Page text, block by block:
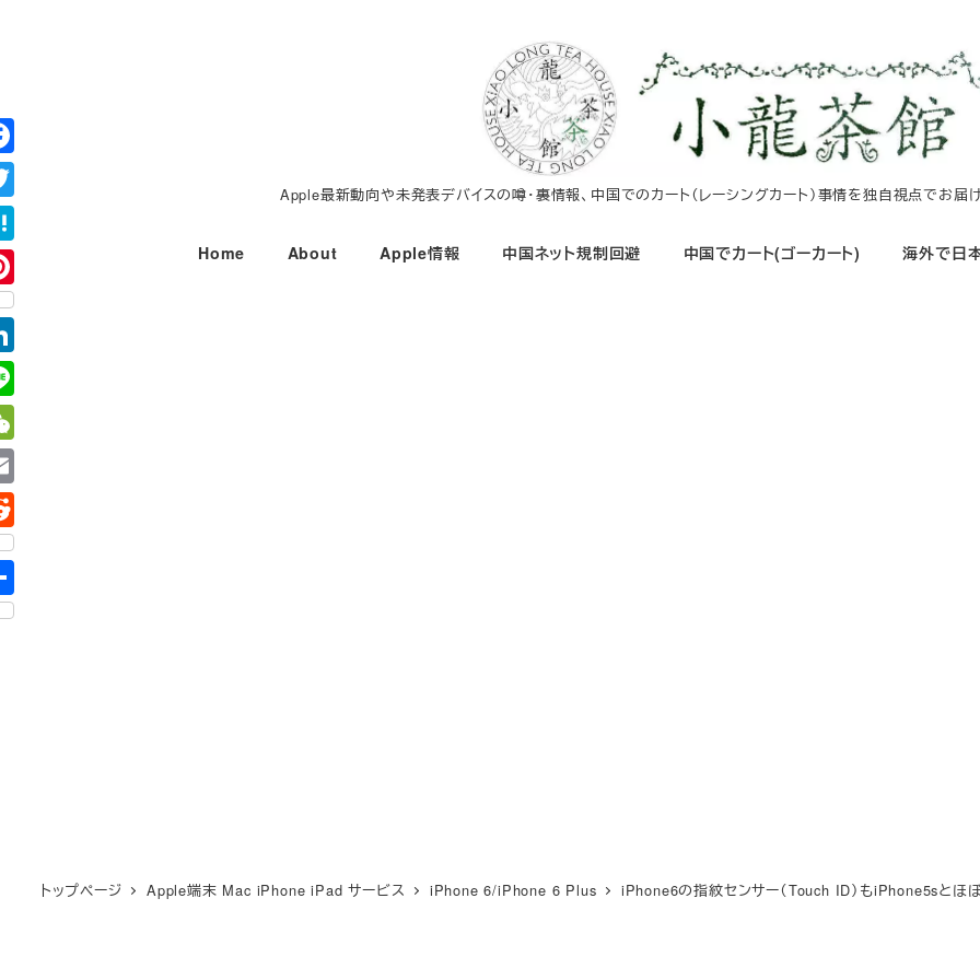
コ
ン
テ
ン
ツ
へ
移
動
Apple最新動向や未発表デバイスの噂・裏情報、中国でのカート（レーシングカート）事情を独自視点でお届
Home About Apple情報 中国ネット規制回避 中国でカート(ゴーカート) 海外で日
トップページ Apple端末 Mac iPhone iPad サービス iPhone 6/iPhone 6 Plus iPhone6の指紋センサー（Touch ID）もiPhone5sとほ